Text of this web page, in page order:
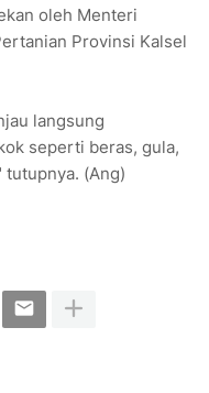
oleh Menteri
Provinsi Kalsel
langsung
seperti beras, gula,
(Ang)